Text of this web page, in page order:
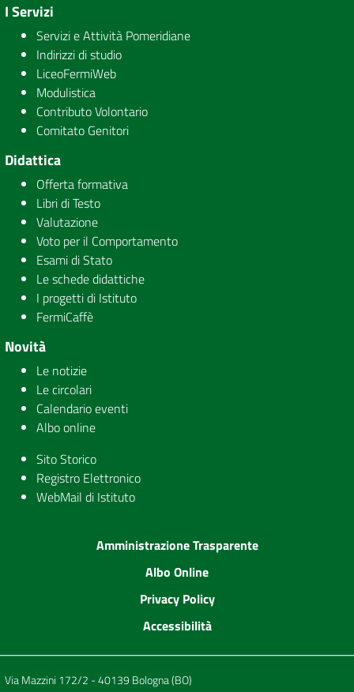
I Servizi
Servizi e Attività Pomeridiane
Indirizzi di studio
LiceoFermiWeb
Modulistica
Contributo Volontario
Comitato Genitori
Didattica
Offerta formativa
Libri di Testo
Valutazione
Voto per il Comportamento
Esami di Stato
Le schede didattiche
I progetti di Istituto
FermiCaffè
Novità
Le notizie
Le circolari
Calendario eventi
Albo online
Sito Storico
Registro Elettronico
WebMail di Istituto
Amministrazione Trasparente
Albo Online
Privacy Policy
Accessibilità
Via Mazzini 172/2 - 40139 Bologna (BO)